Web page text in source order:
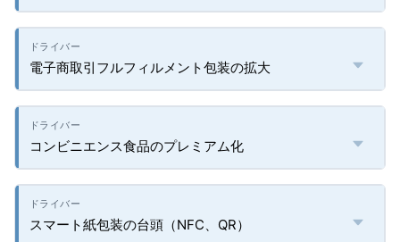
電子商取引フルフィルメント包装の拡大
コンビニエンス食品のプレミアム化
スマート紙包装の台頭（NFC、QR）